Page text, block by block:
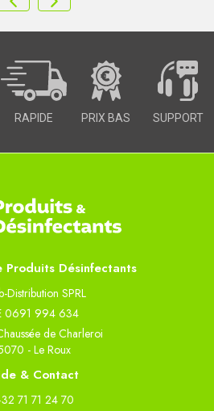
RAPIDE PRIX BAS SUPPORT
Produits Désinfectants
Distribution SPRL
0691 994 634
de Charleroi
- Le Roux
& Contact
71 71 24 70